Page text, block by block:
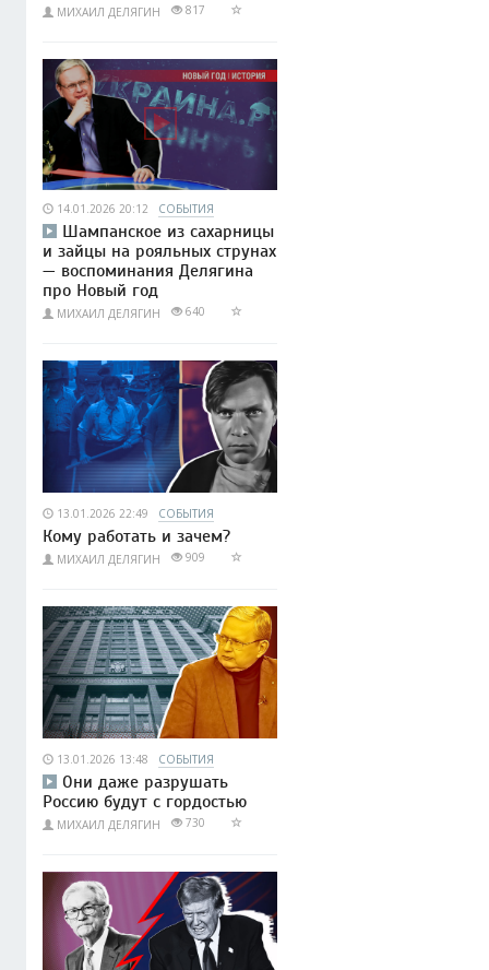
МИХАИЛ ДЕЛЯГИН 817
14.01.2026 20:12 СОБЫТИЯ
Шампанское из сахарницы
и зайцы на рояльных струнах
— воспоминания Делягина
про Новый год
МИХАИЛ ДЕЛЯГИН 640
13.01.2026 22:49 СОБЫТИЯ
Кому работать и зачем?
МИХАИЛ ДЕЛЯГИН 909
13.01.2026 13:48 СОБЫТИЯ
Они даже разрушать
Россию будут с гордостью
МИХАИЛ ДЕЛЯГИН 730